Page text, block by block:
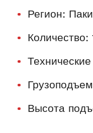
Регион:
Количество:
Высота